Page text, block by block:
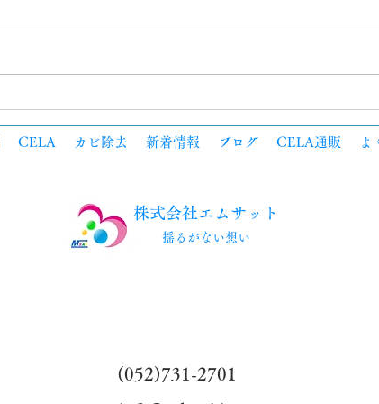
CELA カビ除去 新着情報 ブログ CELA通販 よ
株式会社エムサット
​揺るがない想い
​(052)731-2701